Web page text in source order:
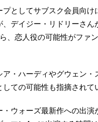
プとしてサブスク会員向け
デイジー・リドリーさん
、恋人役の可能性がファ
・ハーディやグウェン・
ての可能性も指摘されて
ウォーズ最新作への出演